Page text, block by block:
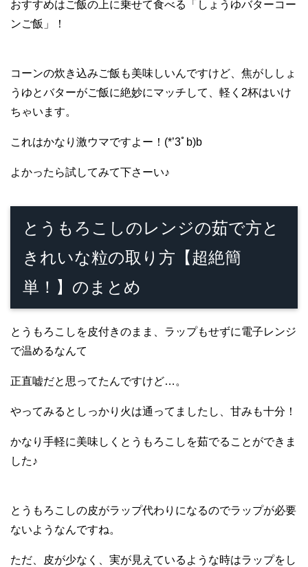
おすすめはご飯の上に乗せて食べる「しょうゆバターコー
ンご飯」！
コーンの炊き込みご飯も美味しいんですけど、焦がししょ
うゆとバターがご飯に絶妙にマッチして、軽く2杯はいけ
ちゃいます。
これはかなり激ウマですよー！(*’3ﾟb)b
よかったら試してみて下さーい♪
とうもろこしのレンジの茹で方と
きれいな粒の取り方【超絶簡
単！】のまとめ
とうもろこしを皮付きのまま、ラップもせずに電子レンジ
で温めるなんて
正直嘘だと思ってたんですけど…。
やってみるとしっかり火は通ってましたし、甘みも十分！
かなり手軽に美味しくとうもろこしを茹でることができま
した♪
とうもろこしの皮がラップ代わりになるのでラップが必要
ないようなんですね。
ただ、皮が少なく、実が見えているような時はラップをし